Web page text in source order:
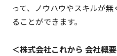
って、ノウハウやスキルが
ることができます。
＜株式会社これから 会社概